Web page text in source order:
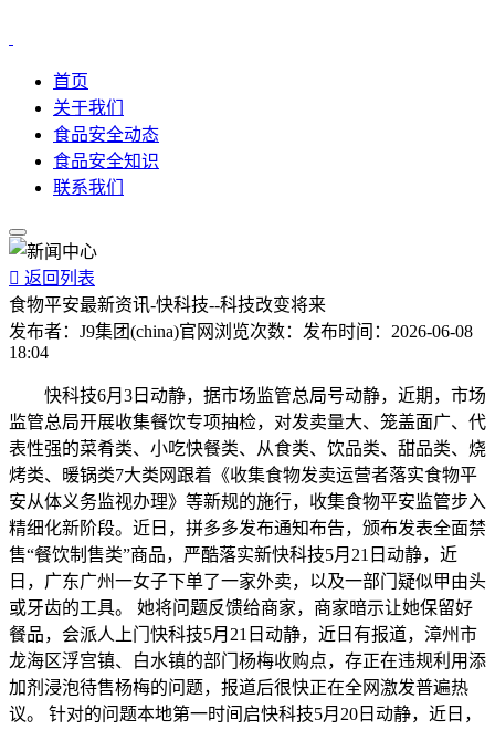
首页
关于我们
食品安全动态
食品安全知识
联系我们
 返回列表
食物平安最新资讯-快科技--科技改变将来
发布者： J9集团(china)官网 浏览次数： 发布时间： 2026-06-08
18:04
快科技6月3日动静，据市场监管总局号动静，近期，市场
监管总局开展收集餐饮专项抽检，对发卖量大、笼盖面广、代
表性强的菜肴类、小吃快餐类、从食类、饮品类、甜品类、烧
烤类、暖锅类7大类网跟着《收集食物发卖运营者落实食物平
安从体义务监视办理》等新规的施行，收集食物平安监管步入
精细化新阶段。近日，拼多多发布通知布告，颁布发表全面禁
售“餐饮制售类”商品，严酷落实新快科技5月21日动静，近
日，广东广州一女子下单了一家外卖，以及一部门疑似甲由头
或牙齿的工具。 她将问题反馈给商家，商家暗示让她保留好
餐品，会派人上门快科技5月21日动静，近日有报道，漳州市
龙海区浮宫镇、白水镇的部门杨梅收购点，存正在违规利用添
加剂浸泡待售杨梅的问题，报道后很快正在全网激发普遍热
议。 针对的问题本地第一时间启快科技5月20日动静，近日，